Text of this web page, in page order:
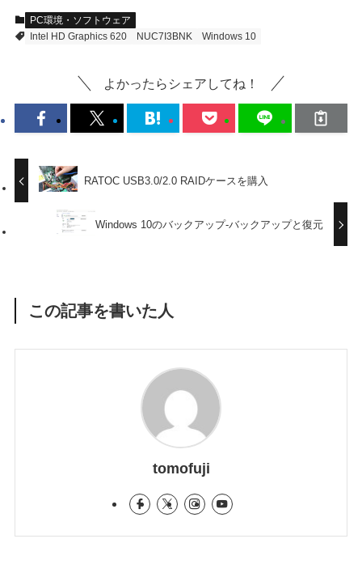
PC環境・ソフトウェア
Intel HD Graphics 620
NUC7I3BNK Windows 10
よかったらシェアしてね！
RATOC USB3.0/2.0 RAIDケースを購入
Windows 10のバックアップ-バックアップと復元
この記事を書いた人
tomofuji